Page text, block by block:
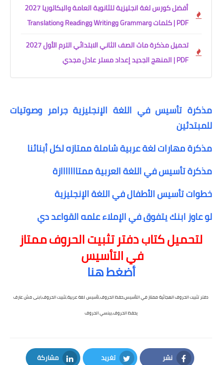
أفضل كورس لغة انجليزية للثانوية العامة والبكالوريا 2027
PDF | كلمات وGrammar وWriting وReading وTranslation
تحميل مذكرة ماث الصف الثاني الابتدائي الترم الأول 2027
PDF | المنهج الجديد إعداد مستر عادل مجدي
مذكرة تأسيس في اللغة الإنجليزية جرامر وصوتيات
للمبتدئين
مذكرة مهارات لغة عربية شاملة ممتازه لكل أبنائنا
مذكرة تأسيس في اللغة العربية ممتااااااازة
خطوات تأسيس الأطفال في اللغة الإنجليزية
لو عاوز ابنك يتفوق في الإملاء علمه القواعد دي
لتحميل كتاب دفتر تثبيت الحروف ممتاز
في التأسيس
أضغط هنا
دفتر تثبيت الحروف الهجائية ممتاز في التأسيس,حفظ الحروف,تأسيس لغة عربية,تثبيت الحروف,ابنى مش عارف
يحفظ الحروف,بينسي الحروف
نشر تغريد مشاركة